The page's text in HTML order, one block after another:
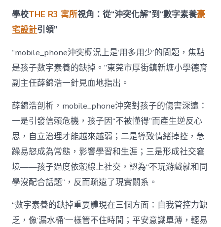
學校THE R3 寓所視角：從“沖突化解”到“數字素養豪
宅設計引領”
“mobile_phone沖突概況上是‘用多用少’的問題，焦點
是孩子數字素養的缺掉。”東莞市厚街鎮新塘小學德育
副主任薛錦浩一針見血地指出。
薛錦浩剖析，mobile_phone沖突對孩子的傷害深遠：
一是引發信賴危機，孩子因“不被懂得”而產生逆反心
思，自立治理才能越來越弱；二是導致情緒掉控，急
躁易怒成為常態，影響學習和生涯；三是形成社交窘
境——孩子過度依賴線上社交，認為“不玩游戲就和同
學沒配合話題”，反而疏遠了現實關系。
“數字素養的缺掉重要體現在三個方面：自我管控力缺
乏，像‘漏水桶’一樣管不住時間；平安意識單薄，輕易